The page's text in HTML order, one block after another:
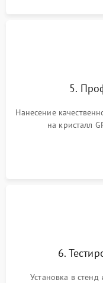
5.
Нанесение
на кристалл
термопрокладок
питания. Монтаж
6.
Установка в стенд